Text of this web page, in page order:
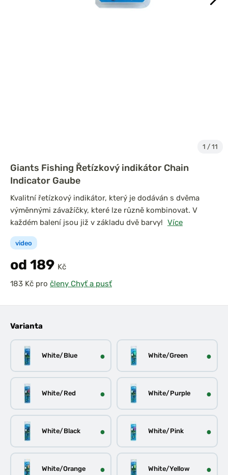
1 / 11
Giants Fishing Řetízkový indikátor Chain
Indicator Gaube
video
Kvalitní řetízkový indikátor, který je dodáván s dvěma
výměnnými závažíčky, které lze různě kombinovat. V
každém balení jsou již v základu dvě barvy! Více
od 189 Kč
pro členy Chyť a pusť
Varianta
White/Blue ● White/Green ●
White/Red ● White/Purple ●
White/Black ● White/Pink ●
White/Orange ● White/Yellow ●